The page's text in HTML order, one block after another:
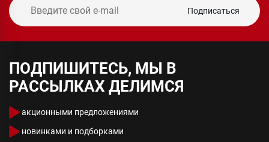
Подписаться
ПОДПИШИТЕСЬ, МЫ В
РАССЫЛКАХ ДЕЛИМСЯ
акционными предложениями
новинками и подборками